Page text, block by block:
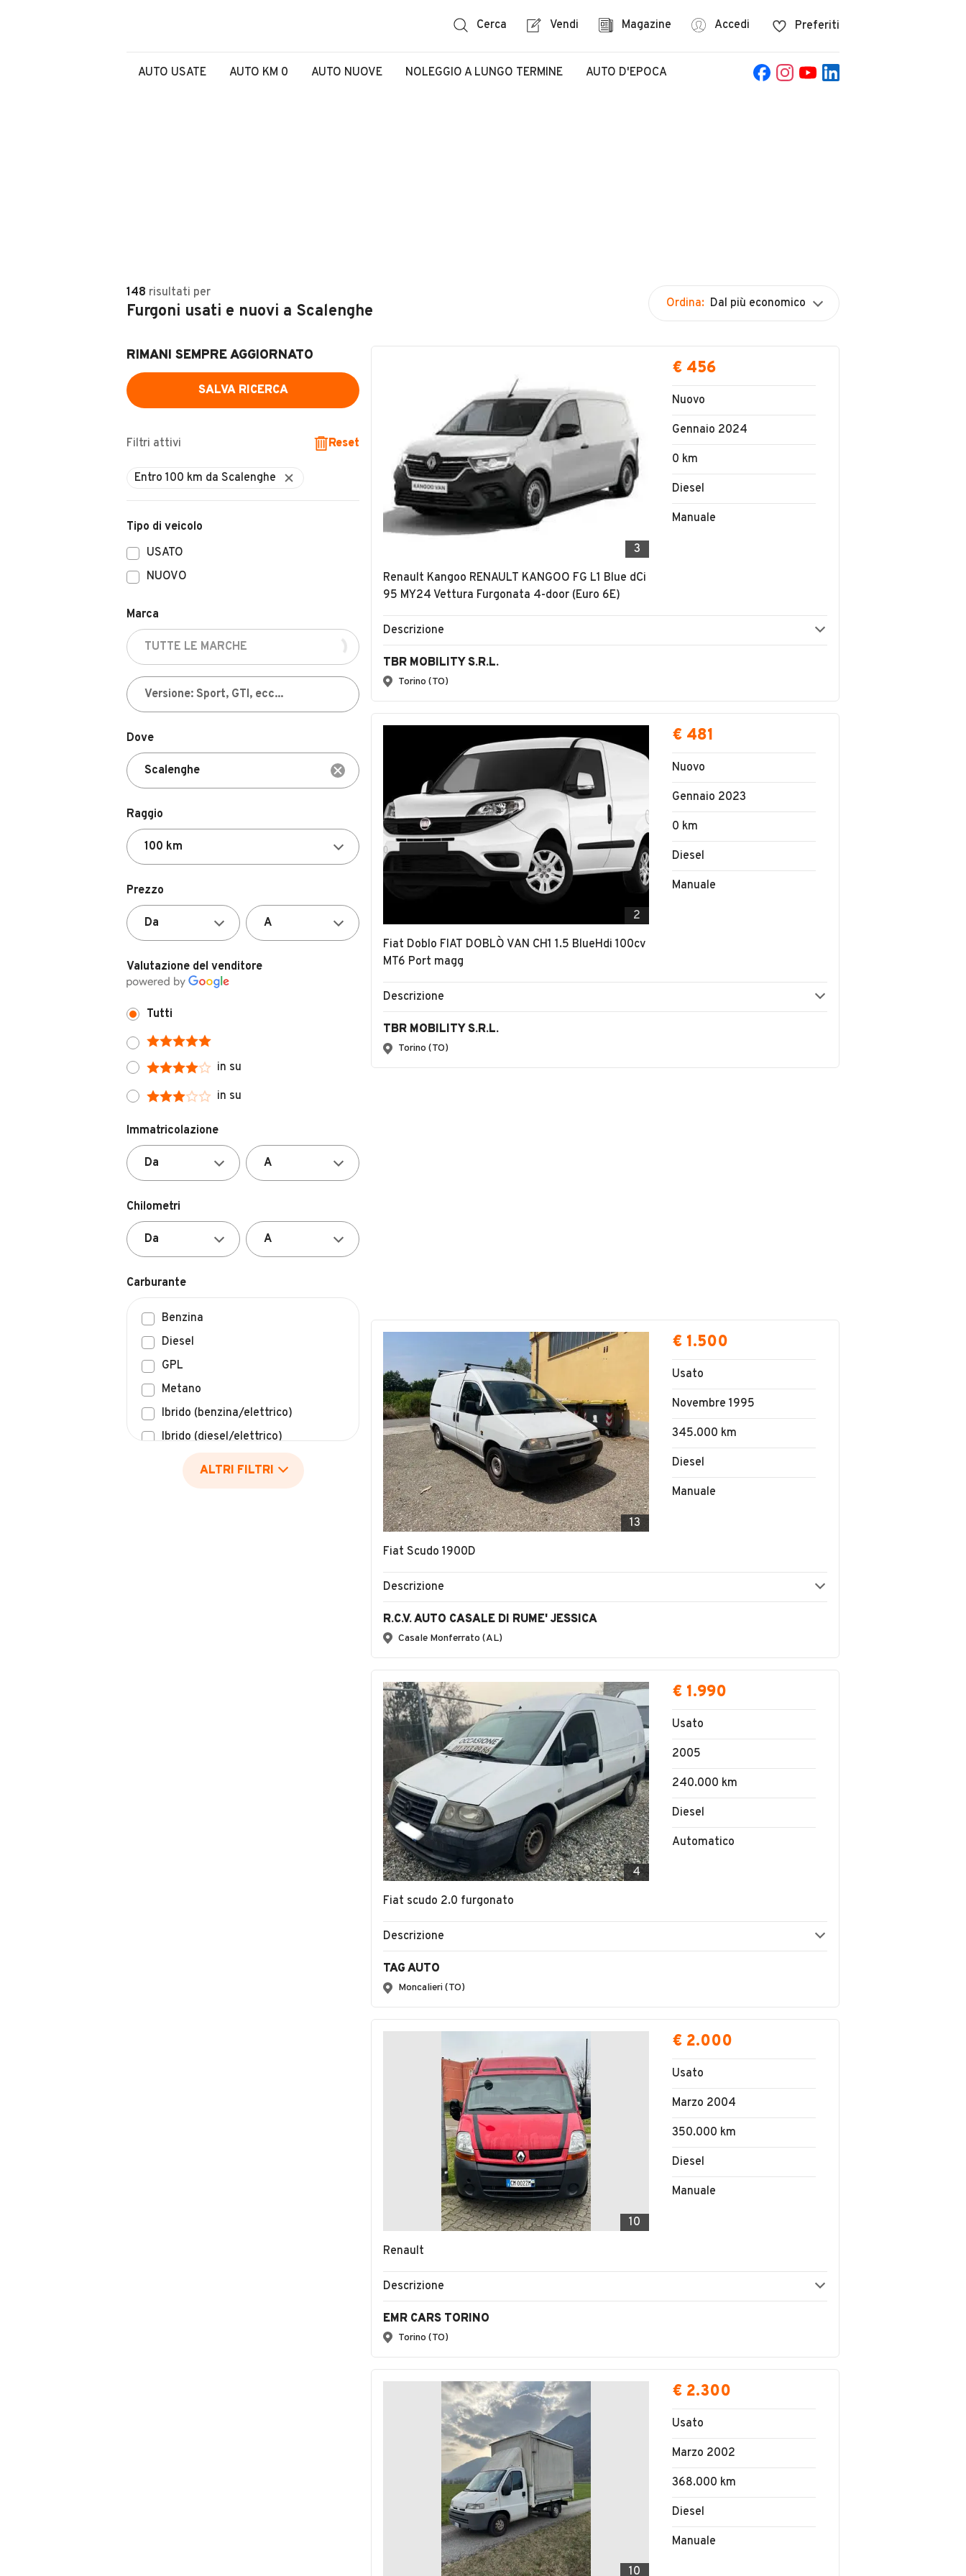
Cerca Vendi Magazine Accedi Preferiti
AUTO USATE AUTO KM 0 AUTO NUOVE NOLEGGIO A LUNGO TERMINE AUTO D'EPOCA
148 risultati per
Furgoni usati e nuovi a Scalenghe Ordina: Dal più economico
RIMANI SEMPRE AGGIORNATO
SALVA RICERCA
Filtri attivi Reset
Tipo di veicolo
USATO
NUOVO
Marca
Dove
Raggio
Prezzo
Valutazione del venditore
Tutti
in su
in su
Immatricolazione
Chilometri
Carburante
Benzina
Diesel
GPL
Metano
Ibrido (benzina/elettrico)
Ibrido (diesel/elettrico)
Elettrico
Idrogeno
ALTRI FILTRI
3
Renault Kangoo RENAULT KANGOO FG L1 Blue dCi
95 MY24 Vettura Furgonata 4-door (Euro 6E)
€ 456
Nuovo
Gennaio 2024
0 km
Diesel
Manuale
Descrizione
TBR MOBILITY S.R.L.
Torino (TO)
2
Fiat Doblo FIAT DOBLÒ VAN CH1 1.5 BlueHdi 100cv
MT6 Port magg
€ 481
Nuovo
Gennaio 2023
0 km
Diesel
Manuale
Descrizione
TBR MOBILITY S.R.L.
Torino (TO)
13
Fiat Scudo 1900D
€ 1.500
Usato
Novembre 1995
345.000 km
Diesel
Manuale
Descrizione
R.C.V. AUTO CASALE DI RUME' JESSICA
Casale Monferrato (AL)
4
Fiat scudo 2.0 furgonato
€ 1.990
Usato
2005
240.000 km
Diesel
Automatico
Descrizione
TAG AUTO
Moncalieri (TO)
10
Renault
€ 2.000
Usato
Marzo 2004
350.000 km
Diesel
Manuale
Descrizione
EMR CARS TORINO
Torino (TO)
10
€ 2.300
Usato
Marzo 2002
368.000 km
Diesel
Manuale